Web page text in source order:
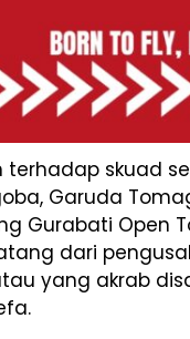
terhadap skuad
Garuda
Gurabati Open
dari
yang akrab